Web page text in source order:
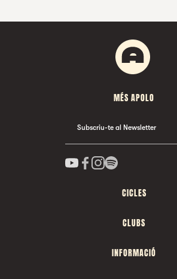
MÉS APOLO
Subscriu-te al Newsletter
CICLES
CLUBS
INFORMACIÓ